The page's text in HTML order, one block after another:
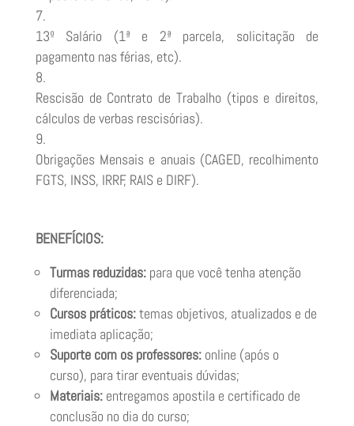
13º Salário (1ª e 2ª parcela, solicitação de
pagamento nas férias, etc).
Rescisão de Contrato de Trabalho (tipos e direitos,
cálculos de verbas rescisórias).
Obrigações Mensais e anuais (CAGED, recolhimento
FGTS, INSS, IRRF, RAIS e DIRF).
BENEFÍCIOS:
Turmas reduzidas:para que você tenha atenção
diferenciada;
Cursos práticos:temas objetivos, atualizados e de
imediata aplicação;
Suporte com os professores:online (após o
curso), para tirar eventuais dúvidas;
Materiais:entregamos apostila e certificado de
conclusão no dia do curso;